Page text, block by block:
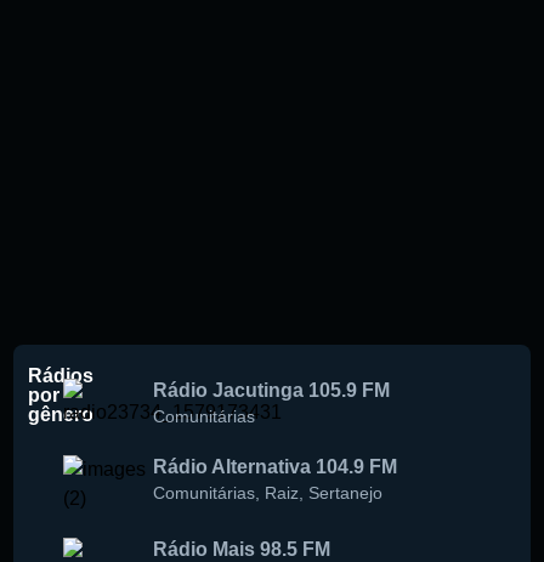
Rádios
por
gênero
Rádio Jacutinga 105.9 FM
Comunitárias
Rádio Alternativa 104.9 FM
Comunitárias Raiz Sertanejo
Rádio Mais 98.5 FM